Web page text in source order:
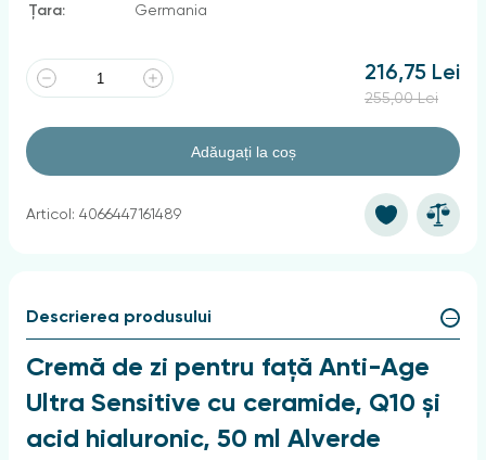
Țara:
Germania
216,75 Lei
255,00 Lei
Adăugați la coș
Articol: 4066447161489
Descrierea produsului
Cremă de zi pentru față Anti-Age
Ultra Sensitive cu ceramide, Q10 și
acid hialuronic, 50 ml Alverde